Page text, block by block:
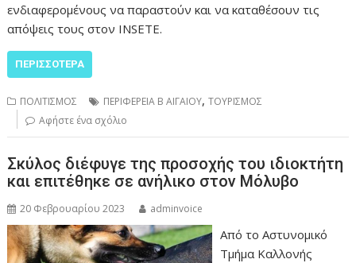
ενδιαφερομένους να παραστούν και να καταθέσουν τις
απόψεις τους στον INSETE.
ΠΕΡΙΣΣΌΤΕΡΑ
ΠΟΛΙΤΙΣΜΟΣ ΠΕΡΙΦΕΡΕΙΑ Β ΑΙΓΑΙΟΥ,ΤΟΥΡΙΣΜΟΣ
Αφήστε ένα σχόλιο
Σκύλος διέφυγε της προσοχής του ιδιοκτήτη
και επιτέθηκε σε ανήλικο στον Μόλυβο
20 Φεβρουαρίου 2023 adminvoice
Από το Αστυνομικό
Τμήμα Καλλονής